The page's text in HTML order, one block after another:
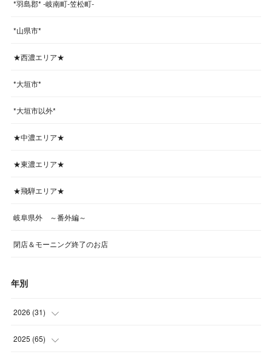
*羽島郡* -岐南町-笠松町-
*山県市*
★西濃エリア★
*大垣市*
*大垣市以外*
★中濃エリア★
★東濃エリア★
★飛騨エリア★
岐阜県外 ～番外編～
閉店＆モーニング終了のお店
年別
2026 (31)
(4
2025 (65)